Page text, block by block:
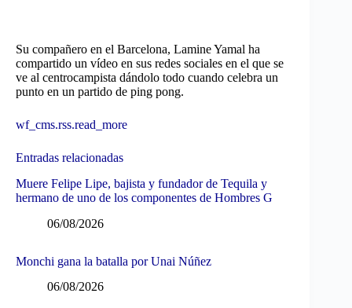
Su compañero en el Barcelona, Lamine Yamal ha
compartido un vídeo en sus redes sociales en el que se
ve al centrocampista dándolo todo cuando celebra un
punto en un partido de ping pong.
wf_cms.rss.read_more
Entradas relacionadas
Muere Felipe Lipe, bajista y fundador de Tequila y
hermano de uno de los componentes de Hombres G
06/08/2026
Monchi gana la batalla por Unai Núñez
06/08/2026